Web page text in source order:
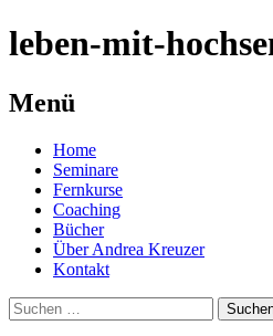
leben-mit-
Menü
Springe
zum
Inhalt
Home
Seminare
Fernkurse
Coaching
Bücher
Über Andrea Kreuzer
Kontakt
Suchen
nach: